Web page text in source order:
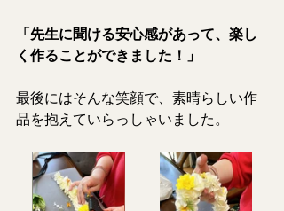
「先生に聞ける安心感があって、楽し
く作ることができました！」
最後にはそんな笑顔で、素晴らしい作
品を抱えていらっしゃいました。